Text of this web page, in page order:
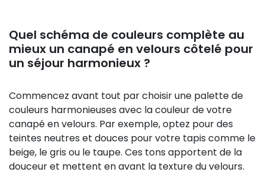
Quel schéma de couleurs complète au
mieux un canapé en velours côtelé pour
un séjour harmonieux ?
Commencez avant tout par choisir une palette de
couleurs harmonieuses avec la couleur de votre
canapé en velours. Par exemple, optez pour des
teintes neutres et douces pour votre tapis comme le
beige, le gris ou le taupe. Ces tons apportent de la
douceur et mettent en avant la texture du velours.